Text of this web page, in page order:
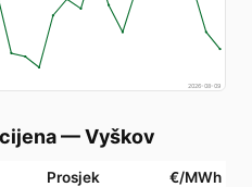
2026-08-09
—Vyškov
Prosjek €/MWh